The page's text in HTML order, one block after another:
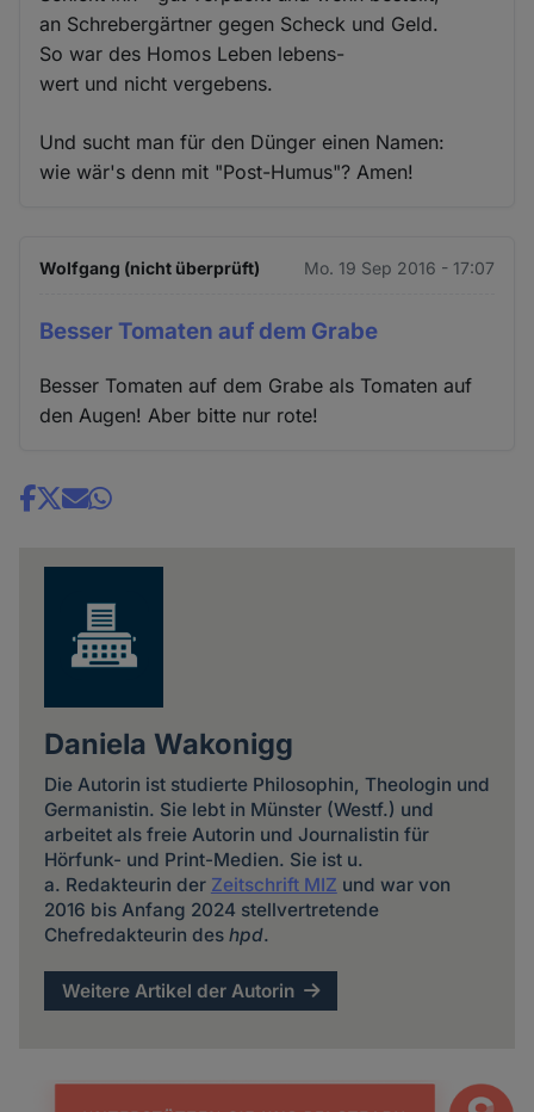
an Schrebergärtner gegen Scheck und Geld.
So war des Homos Leben lebens-
wert und nicht vergebens.
Und sucht man für den Dünger einen Namen:
wie wär's denn mit "Post-Humus"? Amen!
Wolfgang (nicht überprüft) Mo. 19 Sep 2016 - 17:07
Besser Tomaten auf dem Grabe
Besser Tomaten auf dem Grabe als Tomaten auf
den Augen! Aber bitte nur rote!
Share
Daniela Wakonigg
Die Autorin ist studierte Philosophin, Theologin und
Germanistin. Sie lebt in Münster (Westf.) und
arbeitet als freie Autorin und Journalistin für
Hörfunk- und Print-Medien. Sie ist u.
a. Redakteurin der Zeitschrift MIZ und war von
2016 bis Anfang 2024 stellvertretende
Chefredakteurin des hpd.
Weitere Artikel der Autorin